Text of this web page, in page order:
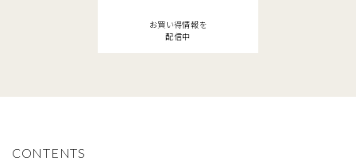
お買い得情報を
配信中
CONTENTS